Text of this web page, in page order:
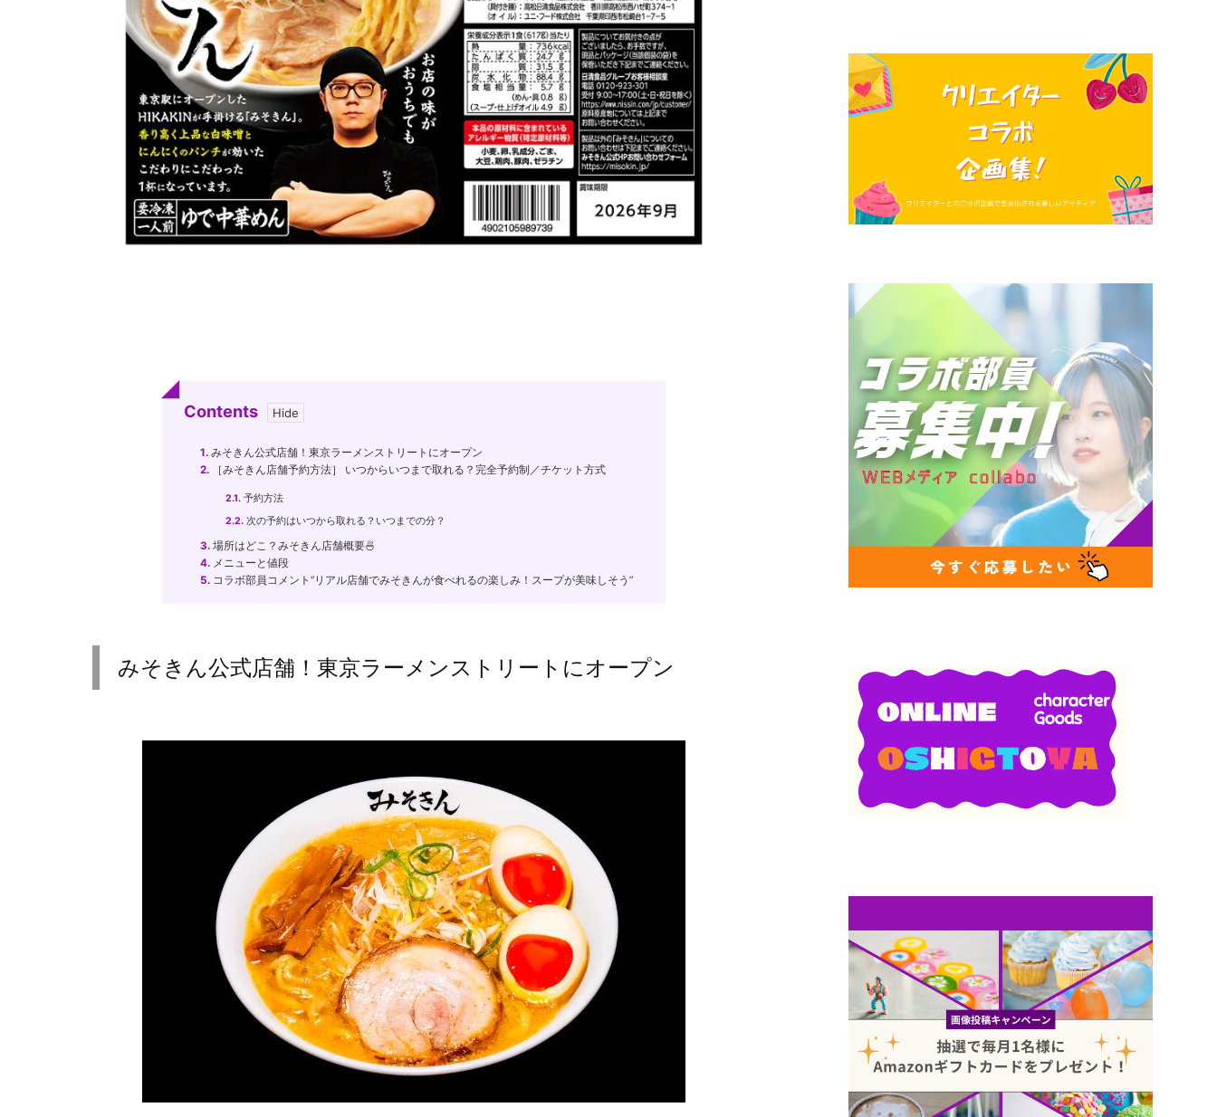
Contents
1. みそきん公式店舗！東京ラーメンストリートにオープン
2. ［みそきん店舗予約方法］ いつからいつまで取れる？完全予約制／チケット方式
2.1. 予約方法
2.2. 次の予約はいつから取れる？いつまでの分？
3. 場所はどこ？みそきん店舗概要🍜
4. メニューと値段
5. コラボ部員コメント”リアル店舗でみそきんが食べれるの楽しみ！スープが美味しそう”
みそきん公式店舗！東京ラーメンストリートにオープン